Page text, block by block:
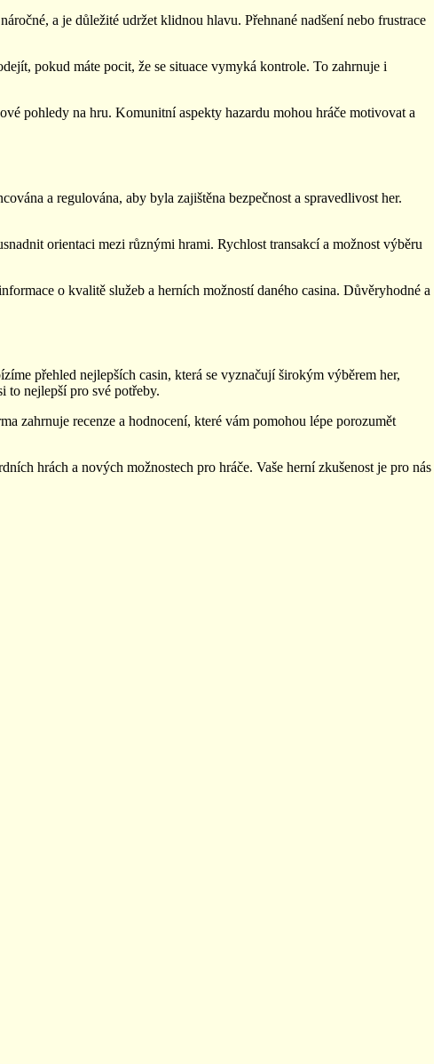
a je důležité udržet klidnou hlavu. Přehnané nadšení nebo frustrace
pokud máte pocit, že se situace vymyká kontrole. To zahrnuje i
pohledy na hru. Komunitní aspekty hazardu mohou hráče motivovat a
a regulována, aby byla zajištěna bezpečnost a spravedlivost her.
orientaci mezi různými hrami. Rychlost transakcí a možnost výběru
o kvalitě služeb a herních možností daného casina. Důvěryhodné a
přehled nejlepších casin, která se vyznačují širokým výběrem her,
to nejlepší pro své potřeby.
zahrnuje recenze a hodnocení, které vám pomohou lépe porozumět
hrách a nových možnostech pro hráče. Vaše herní zkušenost je pro nás